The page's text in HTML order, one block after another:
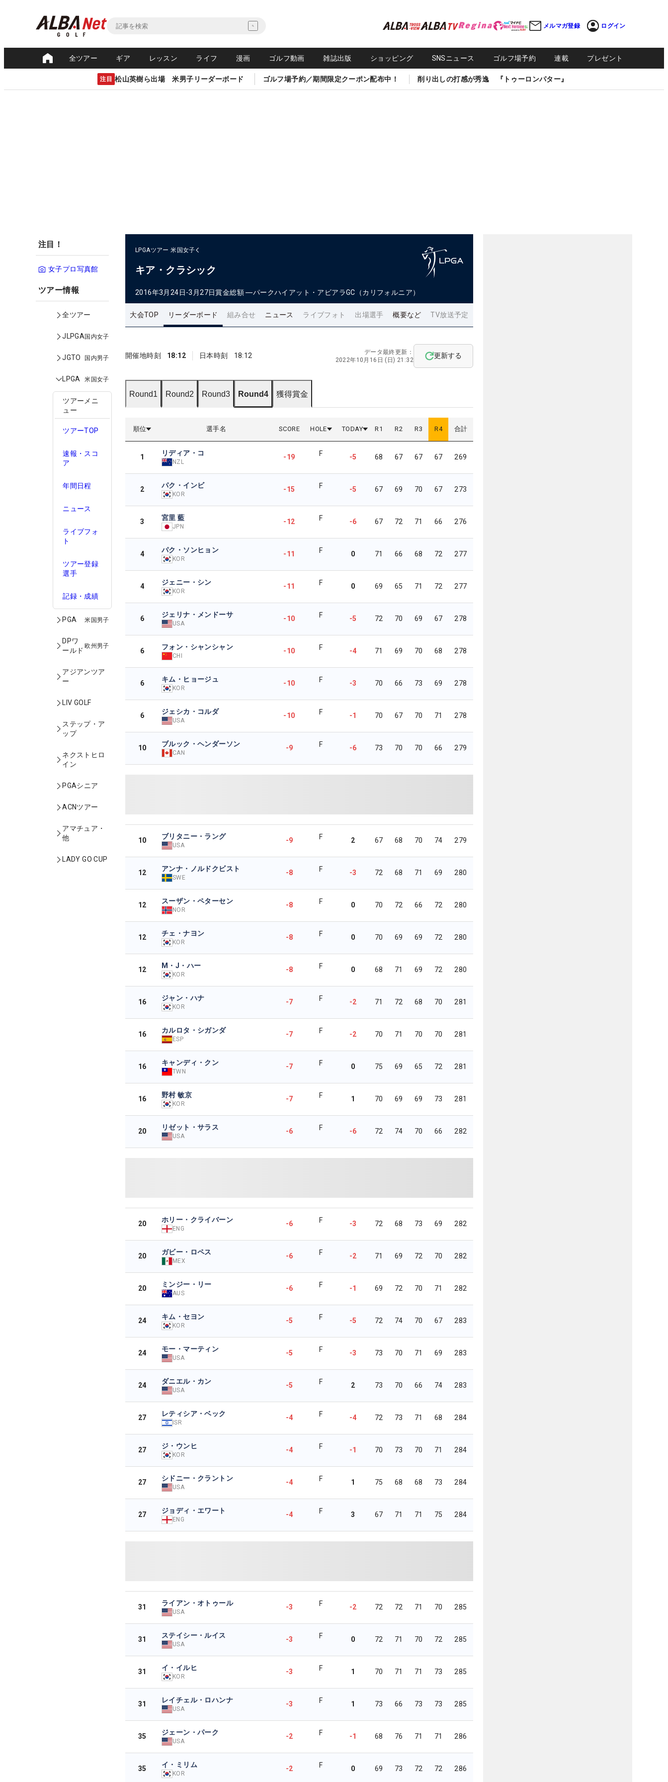
メルマガ登録 ログイン
全ツアー ギア レッスン ライフ 漫画 ゴルフ動画 雑誌出版 ショッピング SNSニュース ゴルフ場予約 連載 プレゼント
注目 松山英樹ら出場 米男子リーダーボード ゴルフ場予約／期間限定クーポン配布中！ 削り出しの打感が秀逸 『トゥーロンパター』
注目！
女子プロ写真館
ツアー情報
全ツアー
JLPGA国内女子
JGTO 国内男子
LPGA 米国女子
ツアーメニ
ュー
ツアーTOP
速報・スコ
ア
年間日程
ニュース
ライブフォ
ト
ツアー登録
選手
記録・成績
PGA 米国男子
DPワ
ールド
欧州男子
アジアンツア
ー
LIV GOLF
ステップ・ア
ップ
ネクストヒロ
イン
PGAシニア
ACNツアー
アマチュア・
他
LADY GO CUP
LPGAツアー 米国女子
キア・クラシック
2016年3月24日-3月27日賞金総額 ―パークハイアット・アビアラGC（カリフォルニア）
大会TOP リーダーボード 組み合せ ニュース ライブフォト 出場選手 概要など TV放送予定
開催地時刻 18:12 日本時刻 18:12
データ最終更新：
2022年10月16日 (日) 21:32
更新する
Round1 Round2 Round3 Round4 獲得賞金
順位 選手名 SCORE HOLE TODAY R 1 R2 R3 R4 合計
1 リディア・コ
NZL
-19 F -5 68 67 67 67 269
2 パク・インビ
KOR
-15 F -5 67 69 70 67 273
3 宮里 藍
JPN
-12 F -6 67 72 71 66 276
4 パク・ソンヒョン
KOR
-11 F 0 71 66 68 72 277
4 ジェニー・シン
KOR
-11 F 0 69 65 71 72 277
6 ジェリナ・メンドーサ
USA
-10 F -5 72 70 69 67 278
6 フォン・シャンシャン
CHI
-10 F -4 71 69 70 68 278
6 キム・ヒョージュ
KOR
-10 F -3 70 66 73 69 278
6 ジェシカ・コルダ
USA
-10 F -1 70 67 70 71 278
10 ブルック・ヘンダーソン
CAN
-9 F -6 73 70 70 66 279
10 ブリタニー・ラング
USA
-9 F 2 67 68 70 74 279
12 アンナ・ノルドクビスト
SWE
-8 F -3 72 68 71 69 280
12 スーザン・ペターセン
NOR
-8 F 0 70 72 66 72 280
12 チェ・ナヨン
KOR
-8 F 0 70 69 69 72 280
12 M・J・ハー
KOR
-8 F 0 68 71 69 72 280
16 ジャン・ハナ
KOR
-7 F -2 71 72 68 70 281
16 カルロタ・シガンダ
ESP
-7 F -2 70 71 70 70 281
16 キャンディ・クン
TWN
-7 F 0 75 69 65 72 281
16 野村 敏京
KOR
-7 F 1 70 69 69 73 281
20 リゼット・サラス
USA
-6 F -6 72 74 70 66 282
20 ホリー・クライバーン
ENG
-6 F -3 72 68 73 69 282
20 ガビー・ロペス
MEX
-6 F -2 71 69 72 70 282
20 ミンジー・リー
AUS
-6 F -1 69 72 70 71 282
24 キム・セヨン
KOR
-5 F -5 72 74 70 67 283
24 モー・マーティン
USA
-5 F -3 73 70 71 69 283
24 ダニエル・カン
USA
-5 F 2 73 70 66 74 283
27 レティシア・ベック
ISR
-4 F -4 72 73 71 68 284
27 ジ・ウンヒ
KOR
-4 F -1 70 73 70 71 284
27 シドニー・クラントン
USA
-4 F 1 75 68 68 73 284
27 ジョディ・エワート
ENG
-4 F 3 67 71 71 75 284
31 ライアン・オトゥール
USA
-3 F -2 72 72 71 70 285
31 ステイシー・ルイス
USA
-3 F 0 72 71 70 72 285
31 イ・イルヒ
KOR
-3 F 1 70 71 71 73 285
31 レイチェル・ロハンナ
USA
-3 F 1 73 66 73 73 285
35 ジェーン・パーク
USA
-2 F -1 68 76 71 71 286
35 イ・ミリム
KOR
-2 F 0 69 73 72 72 286